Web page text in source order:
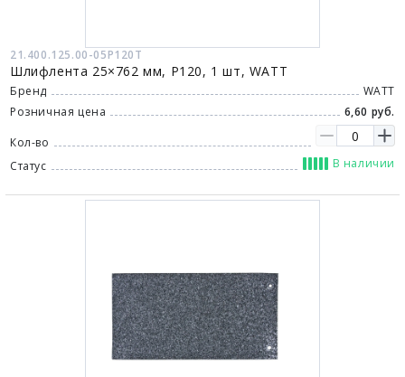
21.400.125.00-05P120T
Шлифлента 25×762 мм, P120, 1 шт, WATT
Бренд
WATT
Розничная цена
6,60 руб.
Кол-во
Статус
В наличии